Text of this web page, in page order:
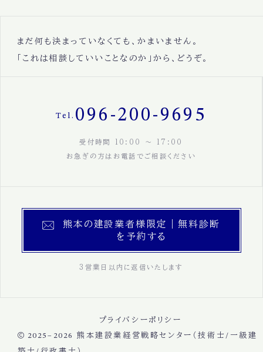
まだ何も決まっていなくても、かまいません。
「これは相談していいことなのか」から、どうぞ。
Tel. 096-200-9695
受付時間 10:00 〜 17:00
お急ぎの方はお電話でご相談ください
熊本の建設業者様限定｜無料診断
を予約する
3営業日以内に返信いたします
プライバシーポリシー
2025–2026 熊本建設業経営戦略センター（技術士/一級建